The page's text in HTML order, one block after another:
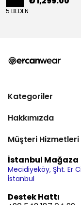
5 BEDEN
Kategoriler
Hakkımızda
Müşteri Hizmetleri
İstanbul Mağaza
Mecidiyeköy, Şht. Er
İstanbul
Destek Hattı